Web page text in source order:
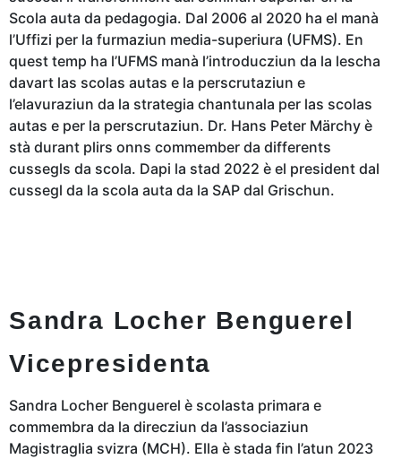
Scola auta da pedagogia. Dal 2006 al 2020 ha el manà
l’Uffizi per la furmaziun media-superiura (UFMS). En
quest temp ha l’UFMS manà l’introducziun da la lescha
davart las scolas autas e la perscrutaziun e
l’elavuraziun da la strategia chantunala per las scolas
autas e per la perscrutaziun. Dr. Hans Peter Märchy è
stà durant plirs onns commember da differents
cussegls da scola. Dapi la stad 2022 è el president dal
cussegl da la scola auta da la SAP dal Grischun.
Sandra Locher Benguerel
Vicepresidenta
Sandra Locher Benguerel è scolasta primara e
commembra da la direcziun da l’associaziun
Magistraglia svizra (MCH). Ella è stada fin l’atun 2023